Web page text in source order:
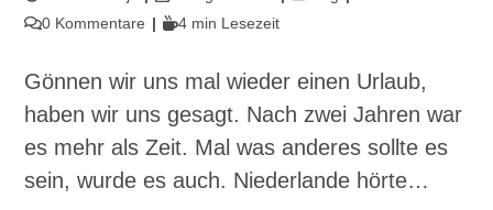
Autor:
veröffentlicht:
Beitrags-
0 Kommentare Lesedauer:
4 min Lesezeit
Gönnen wir uns mal wieder einen Urlaub,
haben wir uns gesagt. Nach zwei Jahren war
es mehr als Zeit. Mal was anderes sollte es
sein, wurde es auch. Niederlande hörte…